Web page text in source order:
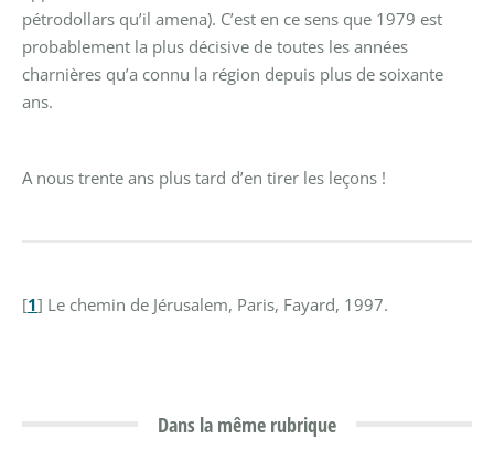
pétrodollars qu’il amena). C’est en ce sens que 1979 est
probablement la plus décisive de toutes les années
charnières qu’a connu la région depuis plus de soixante
ans.
A nous trente ans plus tard d’en tirer les leçons !
[1] Le chemin de Jérusalem, Paris, Fayard, 1997.
Dans la même rubrique